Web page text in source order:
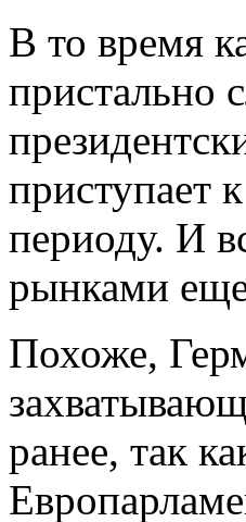
В то время
пристально
приступает
периоду. И
рынками
Похоже,
ранее, так